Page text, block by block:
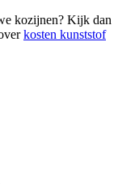
kozijnen? Kijk dan
kosten kunststof